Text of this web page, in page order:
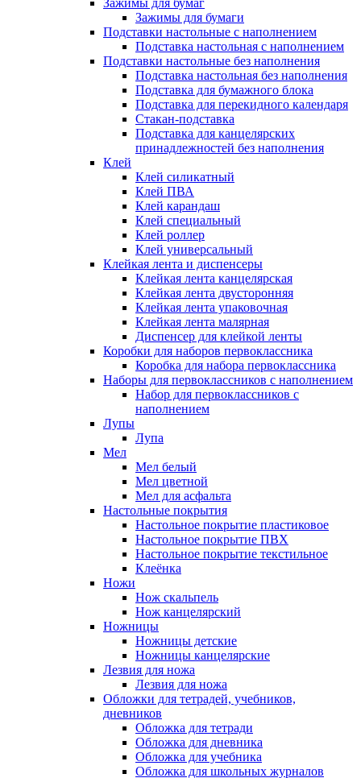
Зажимы для бумаг
Зажимы для бумаги
Подставки настольные с наполнением
Подставка настольная с наполнением
Подставки настольные без наполнения
Подставка настольная без наполнения
Подставка для бумажного блока
Подставка для перекидного календаря
Стакан-подставка
Подставка для канцелярских
принадлежностей без наполнения
Клей
Клей силикатный
Клей ПВА
Клей карандаш
Клей специальный
Клей роллер
Клей универсальный
Клейкая лента и диспенсеры
Клейкая лента канцелярская
Клейкая лента двусторонняя
Клейкая лента упаковочная
Клейкая лента малярная
Диспенсер для клейкой ленты
Коробки для наборов первоклассника
Коробка для набора первоклассника
Наборы для первоклассников с наполнением
Набор для первоклассников с
наполнением
Лупы
Лупа
Мел
Мел белый
Мел цветной
Мел для асфальта
Настольные покрытия
Настольное покрытие пластиковое
Настольное покрытие ПВХ
Настольное покрытие текстильное
Клеёнка
Ножи
Нож скальпель
Нож канцелярский
Ножницы
Ножницы детские
Ножницы канцелярские
Лезвия для ножа
Лезвия для ножа
Обложки для тетрадей, учебников,
дневников
Обложка для тетради
Обложка для дневника
Обложка для учебника
Обложка для школьных журналов